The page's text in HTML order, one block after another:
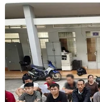
Ở góc độ thị trường,
Hiệp hội Chế biến
luôn là thị trường
gỗ. Xuất khẩu sang
phần thúc đẩy
cực trong những
ngạch xuất khẩu